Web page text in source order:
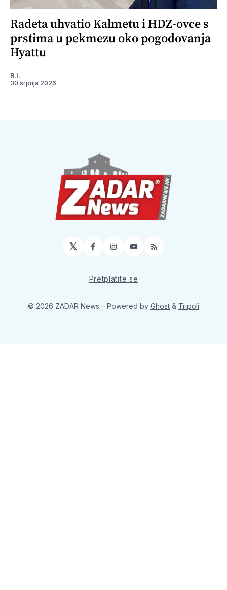
Radeta uhvatio Kalmetu i HDZ-ovce s
prstima u pekmezu oko pogodovanja
Hyattu
R.I.
30 srpnja 2026
𝕏 Facebook
Instagram
YouTube
RSS
Pretplatite se
© 2026 ZADAR News – Powered by Ghost & Tripoli